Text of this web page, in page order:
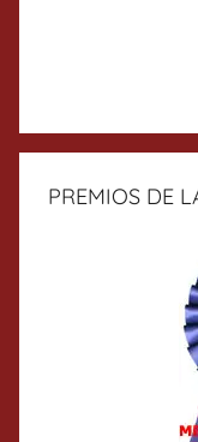
PREMIOS DE